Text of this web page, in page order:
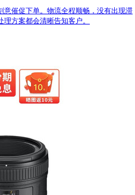
催促下单。物流全程顺畅，没有出现滞
方案都会清晰告知客户。